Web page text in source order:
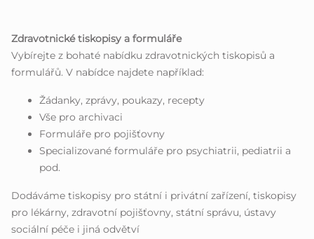
Zdravotnické tiskopisy a formuláře
Vybírejte z bohaté nabídku zdravotnických tiskopisů a
formulářů. V nabídce najdete například:
Žádanky, zprávy, poukazy, recepty
Vše pro archivaci
Formuláře pro pojišťovny
Specializované formuláře pro psychiatrii, pediatrii a
pod.
Dodáváme tiskopisy pro státní i privátní zařízení, tiskopisy
pro lékárny, zdravotní pojišťovny, státní správu, ústavy
sociální péče i jiná odvětví